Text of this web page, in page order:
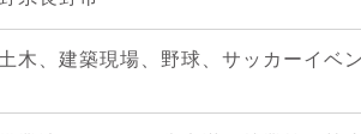
木、建築現場、野球、サッカーイベ